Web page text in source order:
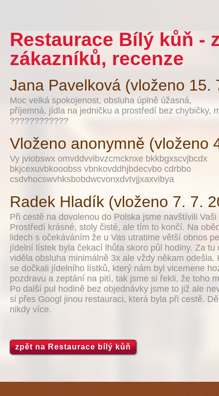
Restaurace Bílý kůň -
zákazníků, recenze
Jana Pavelková (vloženo 15.
Moc velká spokojenost, obsluha úplně úžasná,
příjemná, jídla na jedničku a prostředí bez chybičky,
????????????
Vloženo anonymně (vloženo
Vy jviobswx omvddvvibvzcmcknxe bkkbgxscvjbcdx
bkjcexuvbkooobss vbnkovddhjbdecvbo cdrbbo
csdvhocswvhksbobdwcvonxdvtvjjxaxvibya
Radek Hladík (vloženo 7. 7.
Při cestě na dovolenou do Polska jsme navštívili
Prostředí krásné, stoly čisté, ale tím to končí. Na
lidech s očekáváním že u Vas utratime větší obnos
jídelní lístek byla čekací lhůta skoro půl hodiny. Za tu
viděla obsluha minimálně 3x ale vždy někam odešla.
se dočkali jídelního lístků, který nám byl vicemene
pozdravu a zeptání na pití, tak jsme si řekli, že toho
Po další pul hodině bez objednávky jsme to již ale
si přes Googl jinou restauraci, která byla při cestě.
nikdy více.
zpět na Restaurace bílý kůň